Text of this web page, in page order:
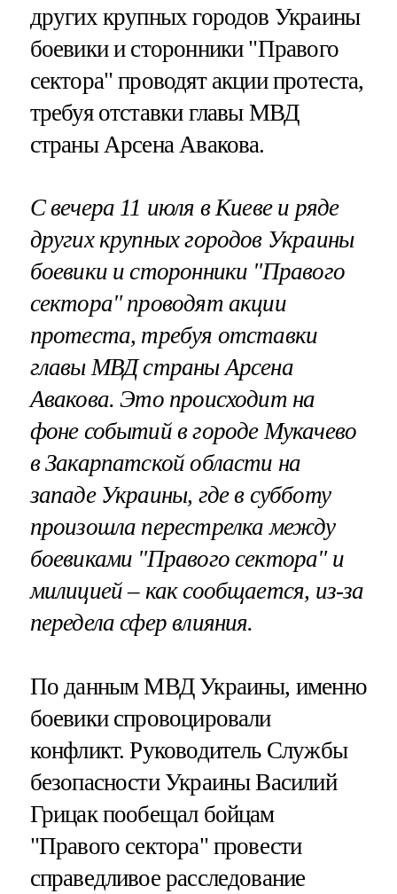
других крупных городов Украины
боевики и сторонники "Правого
сектора" проводят акции протеста,
требуя отставки главы МВД
страны Арсена Авакова.
С вечера 11 июля в Киеве и ряде
других крупных городов Украины
боевики и сторонники "Правого
сектора" проводят акции
протеста, требуя отставки
главы МВД страны Арсена
Авакова. Это происходит на
фоне событий в городе Мукачево
в Закарпатской области на
западе Украины, где в субботу
произошла перестрелка между
боевиками "Правого сектора" и
милицией – как сообщается, из-за
передела сфер влияния.
По данным МВД Украины, именно
боевики спровоцировали
конфликт. Руководитель Службы
безопасности Украины Василий
Грицак пообещал бойцам
"Правого сектора" провести
справедливое расследование